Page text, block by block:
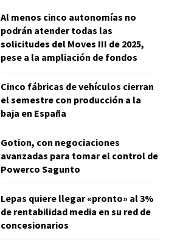
Al menos cinco autonomías no
podrán atender todas las
solicitudes del Moves III de 2025,
pese a la ampliación de fondos
Cinco fábricas de vehículos cierran
el semestre con producción a la
baja en España
Gotion, con negociaciones
avanzadas para tomar el control de
Powerco Sagunto
Lepas quiere llegar «pronto» al 3%
de rentabilidad media en su red de
concesionarios